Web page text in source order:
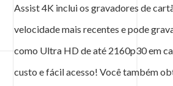
Assist 4K inclui os gravadores de
velocidade mais recentes e pode
como Ultra HD de até 2160p30 em
custo e fácil acesso! Você também